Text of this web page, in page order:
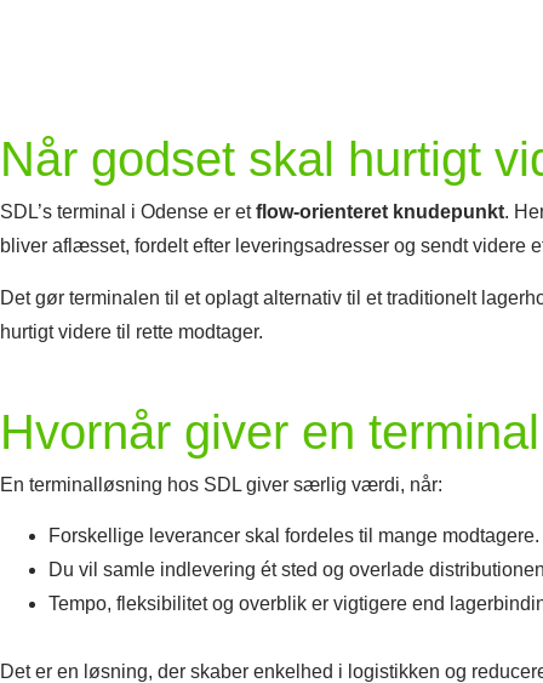
Når godset skal hurtigt
SDL’s terminal i Odense er etflow-orienteret knudepunkt.
bliver aflæsset, fordelt efter leveringsadresser og sendt videre
Det gør terminalen til et oplagt alternativ til et traditionelt
hurtigt videre til rette modtager.
Hvornår giver en
En terminalløsning hos SDL giver særlig værdi, når:
Forskellige leverancer skal fordeles til mange modtagere.
Du vil samle indlevering ét sted og overlade
Tempo, fleksibilitet og overblik er vigtigere end
Det er en løsning, der skaber enkelhed i logistikken og